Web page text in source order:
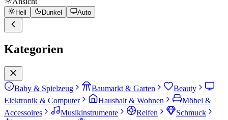
Hell Dunkel Auto
Kategorien
Baby & Spielzeug Baumarkt & Garten
Beauty
Elektronik & Computer
Haushalt & Wohnen
Möbel &
Accessoires
Musikinstrumente Reifen
Schmuck